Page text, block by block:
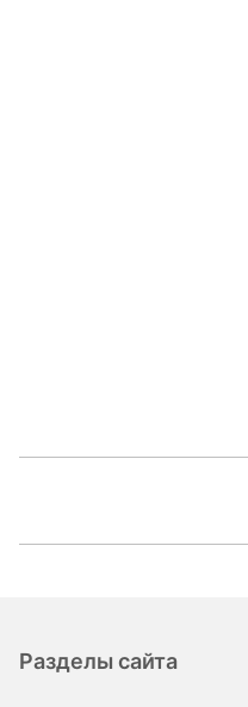
Разделы сайта